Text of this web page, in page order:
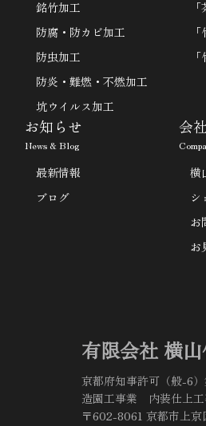
有限会社 横
京都府知事許可（般-6
造園工事業 内装仕上工
〒602-8061 京都市上京
銘竹加工
防腐・防カビ加工
防虫加工
防炎・難燃・不燃加工
坑ウイルス加工
お知らせ
News & Blog
最新情報
ブログ
会
横
シ
お
お